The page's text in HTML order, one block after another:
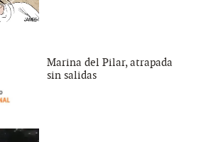
Marina del Pilar, atrapada
sin salidas